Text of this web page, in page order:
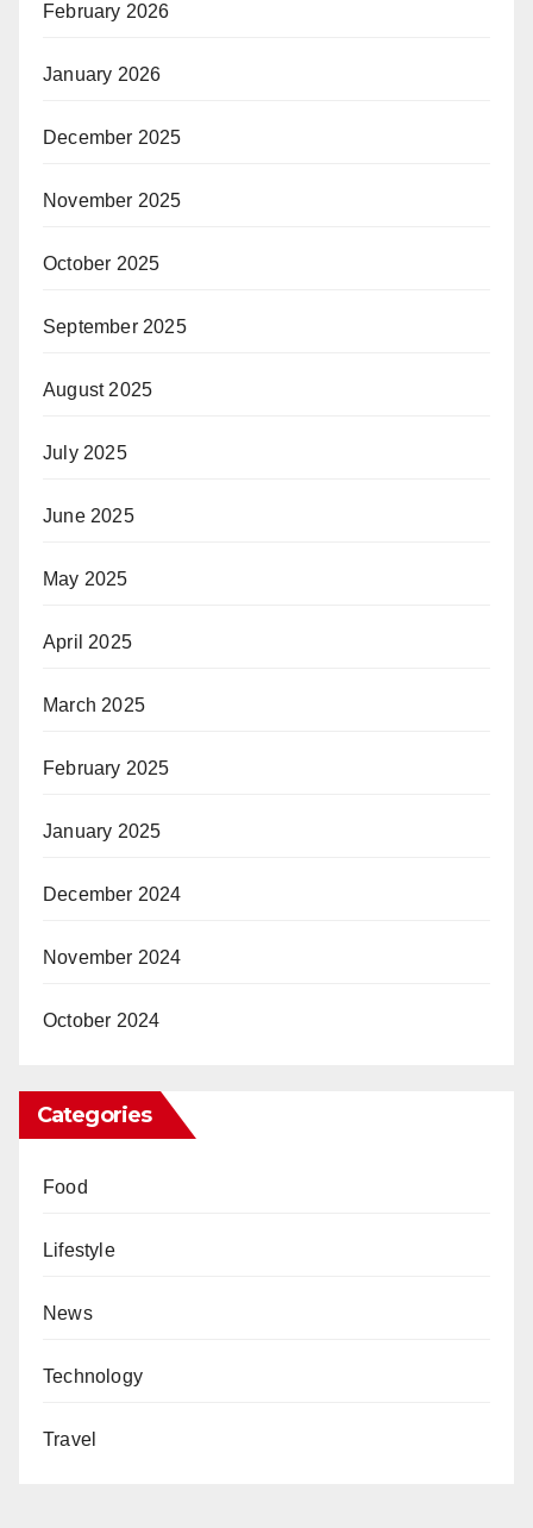
February 2026
January 2026
December 2025
November 2025
October 2025
September 2025
August 2025
July 2025
June 2025
May 2025
April 2025
March 2025
February 2025
January 2025
December 2024
November 2024
October 2024
Categories
Food
Lifestyle
News
Technology
Travel